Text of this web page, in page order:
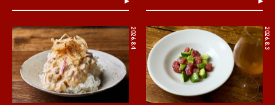
2026.8.4 2026.8.3